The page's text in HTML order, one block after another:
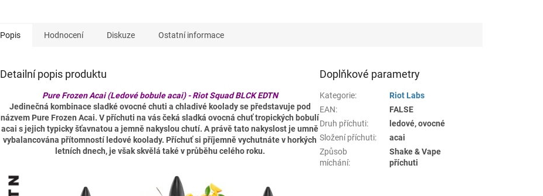
Popis Hodnocení Diskuze Ostatní informace
Detailní popis produktu
Pure Frozen Acai (Ledové bobule acai) - Riot Squad BLCK EDTN
Jedinečná kombinace sladké ovocné chuti a chladivé koolady se představuje pod
názvem Pure Frozen Acai. V příchuti na vás čeká sladká ovocná chuť tropických bobulí
acai s jejich typicky šťavnatou a jemně nakyslou chutí. A právě tato nakyslost je umně
vybalancována přítomností ledové koolady. Příchuť si příjemně vychutnáte v horkých
letních dnech, je však skvělá také v průběhu celého roku.
Doplňkové parametry
Kategorie:
Riot Labs
EAN:
FALSE
Druh příchuti:
ledové, ovocné
Složení příchuti:
acai
Způsob
míchání:
Shake & Vape
příchuti